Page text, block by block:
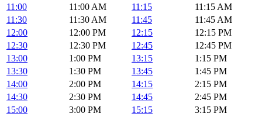
11:00
11:00 AM 11:15
11:15 AM
11:30
11:30 AM 11:45
11:45 AM
12:00
12:00 PM 12:15
12:15 PM
12:30
12:30 PM 12:45
12:45 PM
13:00
1:00 PM 13:15
1:15 PM
13:30
1:30 PM 13:45
1:45 PM
14:00
2:00 PM 14:15
2:15 PM
14:30
2:30 PM 14:45
2:45 PM
15:00
3:00 PM 15:15
3:15 PM